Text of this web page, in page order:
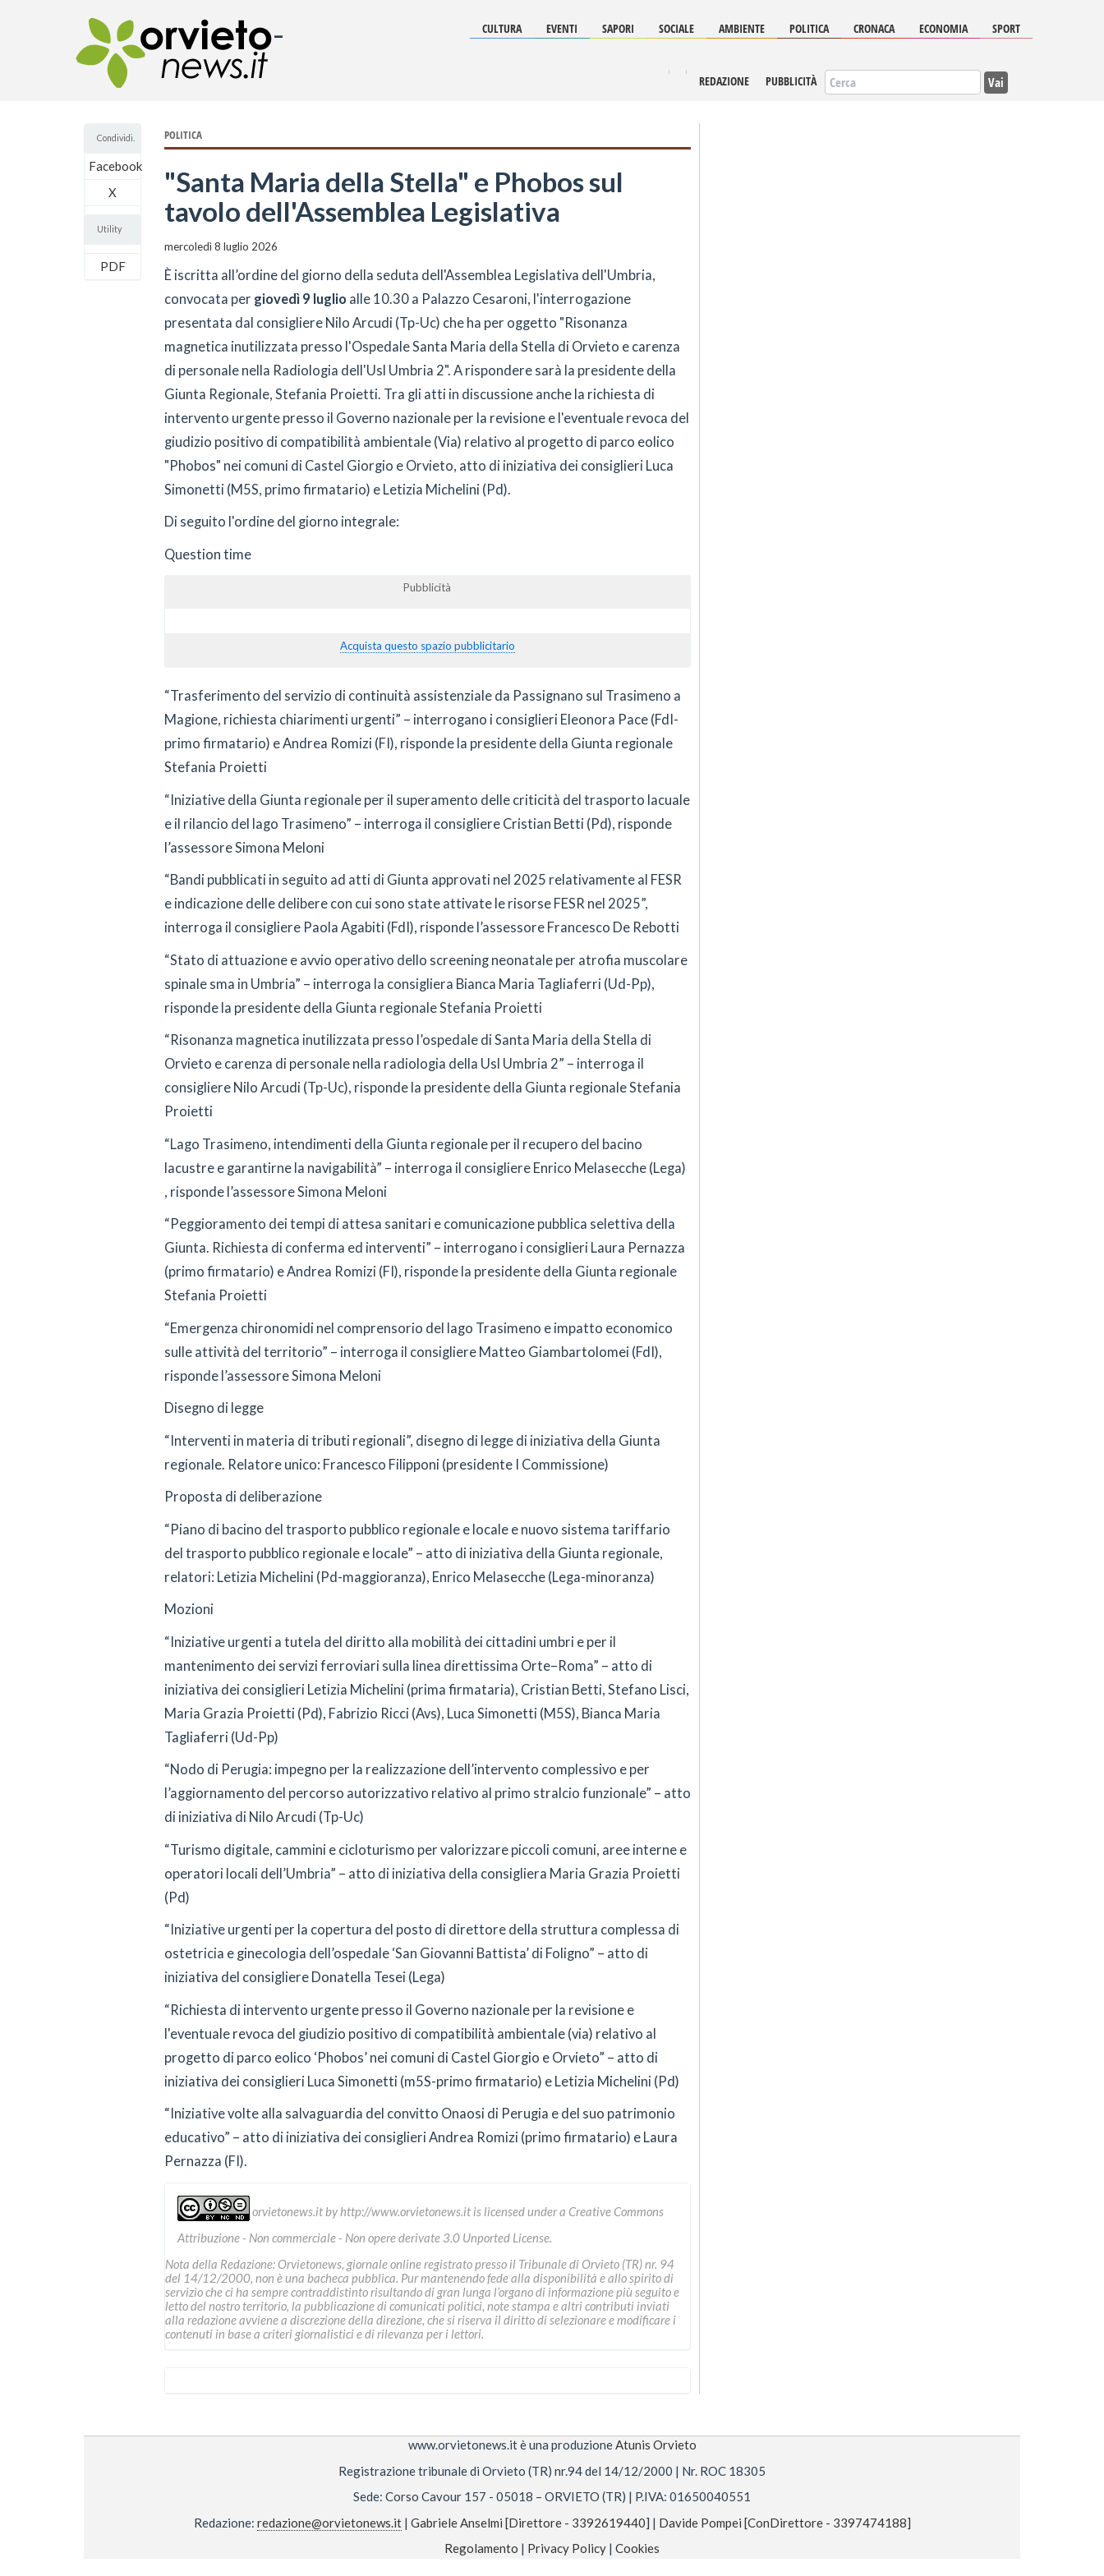
- CULTURA EVENTI SAPORI SOCIALE AMBIENTE POLITICA CRONACA ECONOMIA SPORT
REDAZIONE PUBBLICITÀ Vai
Condividi.
Facebook
X
Utility
PDF
POLITICA
"Santa Maria della Stella" e Phobos sul
tavolo dell'Assemblea Legislativa
mercoledì 8 luglio 2026
È iscritta all’ordine del giorno della seduta dell'Assemblea Legislativa dell'Umbria,
convocata per giovedì 9 luglio alle 10.30 a Palazzo Cesaroni, l'interrogazione
presentata dal consigliere Nilo Arcudi (Tp-Uc) che ha per oggetto "Risonanza
magnetica inutilizzata presso l'Ospedale Santa Maria della Stella di Orvieto e carenza
di personale nella Radiologia dell'Usl Umbria 2". A rispondere sarà la presidente della
Giunta Regionale, Stefania Proietti. Tra gli atti in discussione anche la richiesta di
intervento urgente presso il Governo nazionale per la revisione e l'eventuale revoca del
giudizio positivo di compatibilità ambientale (Via) relativo al progetto di parco eolico
"Phobos" nei comuni di Castel Giorgio e Orvieto, atto di iniziativa dei consiglieri Luca
Simonetti (M5S, primo firmatario) e Letizia Michelini (Pd).
Di seguito l'ordine del giorno integrale:
Question time
Pubblicità
Acquista questo spazio pubblicitario
“Trasferimento del servizio di continuità assistenziale da Passignano sul Trasimeno a
Magione, richiesta chiarimenti urgenti” – interrogano i consiglieri Eleonora Pace (FdI-
primo firmatario) e Andrea Romizi (FI), risponde la presidente della Giunta regionale
Stefania Proietti
“Iniziative della Giunta regionale per il superamento delle criticità del trasporto lacuale
e il rilancio del lago Trasimeno” – interroga il consigliere Cristian Betti (Pd), risponde
l’assessore Simona Meloni
“Bandi pubblicati in seguito ad atti di Giunta approvati nel 2025 relativamente al FESR
e indicazione delle delibere con cui sono state attivate le risorse FESR nel 2025”,
interroga il consigliere Paola Agabiti (FdI), risponde l’assessore Francesco De Rebotti
“Stato di attuazione e avvio operativo dello screening neonatale per atrofia muscolare
spinale sma in Umbria” – interroga la consigliera Bianca Maria Tagliaferri (Ud-Pp),
risponde la presidente della Giunta regionale Stefania Proietti
“Risonanza magnetica inutilizzata presso l’ospedale di Santa Maria della Stella di
Orvieto e carenza di personale nella radiologia della Usl Umbria 2” – interroga il
consigliere Nilo Arcudi (Tp-Uc), risponde la presidente della Giunta regionale Stefania
Proietti
“Lago Trasimeno, intendimenti della Giunta regionale per il recupero del bacino
lacustre e garantirne la navigabilità” – interroga il consigliere Enrico Melasecche (Lega)
, risponde l’assessore Simona Meloni
“Peggioramento dei tempi di attesa sanitari e comunicazione pubblica selettiva della
Giunta. Richiesta di conferma ed interventi” – interrogano i consiglieri Laura Pernazza
(primo firmatario) e Andrea Romizi (FI), risponde la presidente della Giunta regionale
Stefania Proietti
“Emergenza chironomidi nel comprensorio del lago Trasimeno e impatto economico
sulle attività del territorio” – interroga il consigliere Matteo Giambartolomei (FdI),
risponde l’assessore Simona Meloni
Disegno di legge
“Interventi in materia di tributi regionali”, disegno di legge di iniziativa della Giunta
regionale. Relatore unico: Francesco Filipponi (presidente I Commissione)
Proposta di deliberazione
“Piano di bacino del trasporto pubblico regionale e locale e nuovo sistema tariffario
del trasporto pubblico regionale e locale” – atto di iniziativa della Giunta regionale,
relatori: Letizia Michelini (Pd-maggioranza), Enrico Melasecche (Lega-minoranza)
Mozioni
“Iniziative urgenti a tutela del diritto alla mobilità dei cittadini umbri e per il
mantenimento dei servizi ferroviari sulla linea direttissima Orte–Roma” – atto di
iniziativa dei consiglieri Letizia Michelini (prima firmataria), Cristian Betti, Stefano Lisci,
Maria Grazia Proietti (Pd), Fabrizio Ricci (Avs), Luca Simonetti (M5S), Bianca Maria
Tagliaferri (Ud-Pp)
“Nodo di Perugia: impegno per la realizzazione dell’intervento complessivo e per
l’aggiornamento del percorso autorizzativo relativo al primo stralcio funzionale” – atto
di iniziativa di Nilo Arcudi (Tp-Uc)
“Turismo digitale, cammini e cicloturismo per valorizzare piccoli comuni, aree interne e
operatori locali dell’Umbria” – atto di iniziativa della consigliera Maria Grazia Proietti
(Pd)
“Iniziative urgenti per la copertura del posto di direttore della struttura complessa di
ostetricia e ginecologia dell’ospedale ‘San Giovanni Battista’ di Foligno” – atto di
iniziativa del consigliere Donatella Tesei (Lega)
“Richiesta di intervento urgente presso il Governo nazionale per la revisione e
l'eventuale revoca del giudizio positivo di compatibilità ambientale (via) relativo al
progetto di parco eolico ‘Phobos’ nei comuni di Castel Giorgio e Orvieto” – atto di
iniziativa dei consiglieri Luca Simonetti (m5S-primo firmatario) e Letizia Michelini (Pd)
“Iniziative volte alla salvaguardia del convitto Onaosi di Perugia e del suo patrimonio
educativo” – atto di iniziativa dei consiglieri Andrea Romizi (primo firmatario) e Laura
Pernazza (FI).
orvietonews.itby http://www.orvietonews.itis licensed under a Creative Commons
Attribuzione - Non commerciale - Non opere derivate 3.0 Unported License.
Nota della Redazione: Orvietonews, giornale online registrato presso il Tribunale di Orvieto (TR) nr. 94
del 14/12/2000, non è una bacheca pubblica. Pur mantenendo fede alla disponibilità e allo spirito di
servizio che ci ha sempre contraddistinto risultando di gran lunga l’organo di informazione più seguito e
letto del nostro territorio, la pubblicazione di comunicati politici, note stampa e altri contributi inviati
alla redazione avviene a discrezione della direzione, che si riserva il diritto di selezionare e modificare i
contenuti in base a criteri giornalistici e di rilevanza per i lettori.
www.orvietonews.it è una produzioneAtunis Orvieto
Registrazione tribunale di Orvieto (TR) nr.94 del 14/12/2000 | Nr. ROC 18305
Sede: Corso Cavour 157 - 05018 – ORVIETO (TR) | P.IVA: 01650040551
Redazione: redazione@orvietonews.it| Gabriele Anselmi [Direttore - 3392619440] | Davide Pompei [ConDirettore - 3397474188]
Regolamento | Privacy Policy | Cookies